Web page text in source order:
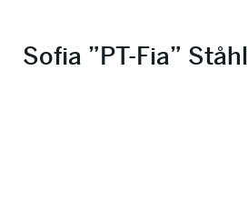
Sofia ”PT-Fia” Ståhl